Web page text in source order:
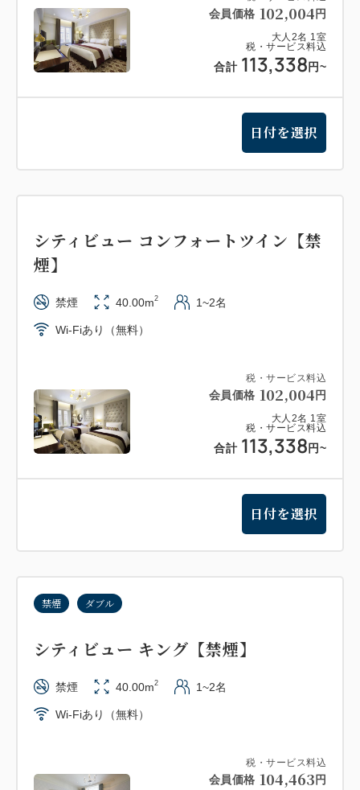
会員価格 102,004 円
大人 2名 1 室
税・サービス料込
合計 113,338 円~
日付を選択
税・サービス料込
会員価格 102,004 円
大人 2名 1 室
税・サービス料込
合計 113,338 円~
シティビュー コンフォートツイン【禁
煙】
禁煙 40.00m2 1~2名
Wi-Fiあり（無料）
日付を選択
税・サービス料込
会員価格 104,463 円
禁煙 ダブル
シティビュー キング【禁煙】
禁煙 40.00m2 1~2名
Wi-Fiあり（無料）